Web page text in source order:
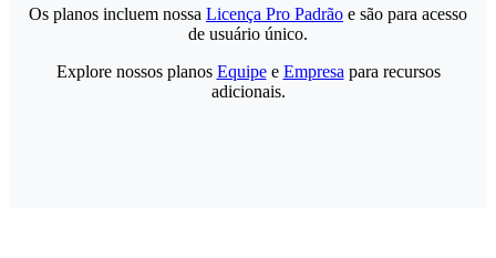
Os planos incluem nossa Licença Pro Padrão e são para acesso
de usuário único.
Explore nossos planos Equipee Empresa para recursos
adicionais.